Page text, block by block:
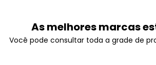
As melhores marcas
Você pode consultar toda a grade de